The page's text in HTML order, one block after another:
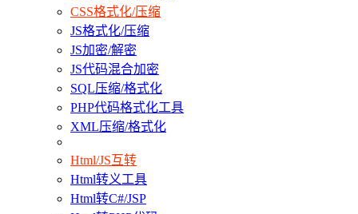
CSS格式化/压缩
JS格式化/压缩
JS加密/解密
JS代码混合加密
SQL压缩/格式化
PHP代码格式化工具
XML压缩/格式化
Html/JS互转
Html转义工具
Html转C#/JSP